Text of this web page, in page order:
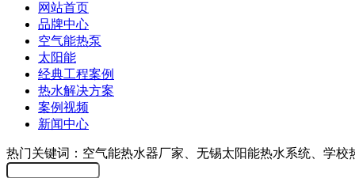
网站首页
品牌中心
空气能热泵
太阳能
经典工程案例
热水解决方案
案例视频
新闻中心
热门关键词：空气能热水器厂家、无锡太阳能热水系统、学校